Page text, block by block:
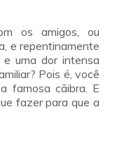
os amigos, ou
e repentinamente
e uma dor intensa
Pois é, você
famosa cãibra. E
fazer para que a